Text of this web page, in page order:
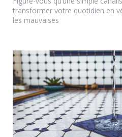
transformer votre quotidien en
les mauvaises